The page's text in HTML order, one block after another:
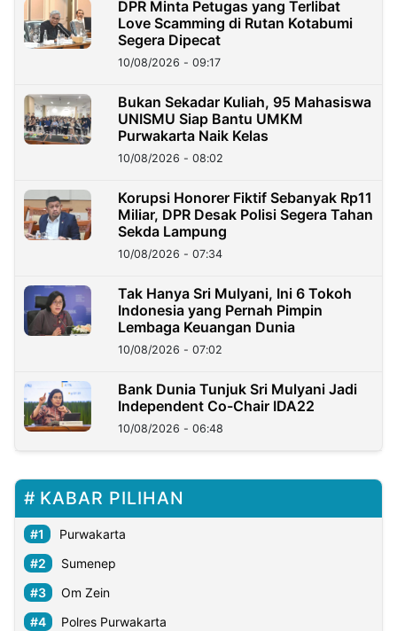
DPR Minta Petugas yang Terlibat
Love Scamming di Rutan Kotabumi
Segera Dipecat
10/08/2026 - 09:17
Bukan Sekadar Kuliah, 95 Mahasiswa
UNISMU Siap Bantu UMKM
Purwakarta Naik Kelas
10/08/2026 - 08:02
Korupsi Honorer Fiktif Sebanyak Rp11
Miliar, DPR Desak Polisi Segera Tahan
Sekda Lampung
10/08/2026 - 07:34
Tak Hanya Sri Mulyani, Ini 6 Tokoh
Indonesia yang Pernah Pimpin
Lembaga Keuangan Dunia
10/08/2026 - 07:02
Bank Dunia Tunjuk Sri Mulyani Jadi
Independent Co-Chair IDA22
10/08/2026 - 06:48
KABAR PILIHAN
Purwakarta
Sumenep
Om Zein
Polres Purwakarta